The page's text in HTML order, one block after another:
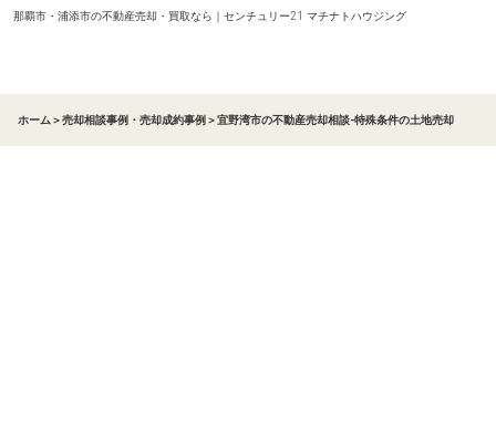
那覇市・浦添市の不動産売却・買取なら｜センチュリー21 マチナトハウジング
ホーム ＞売却相談事例・売却成約事例 ＞宜野湾市の不動産売却相談-特殊条件の土地売却